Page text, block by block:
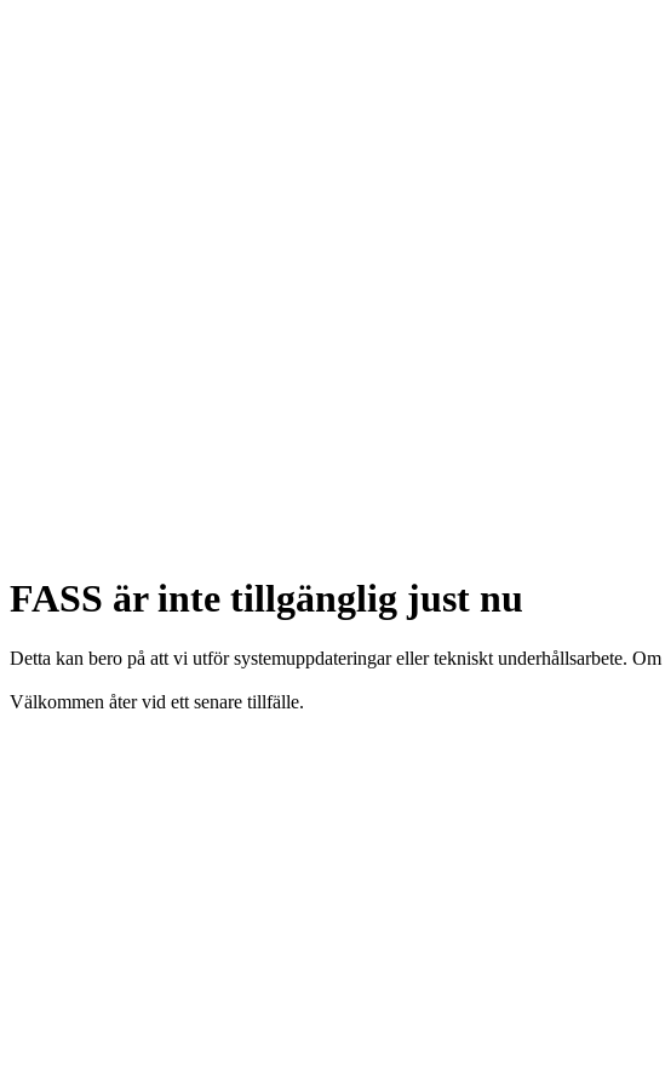
FASS är inte tillgänglig just nu
Detta kan bero på att vi utför systemuppdateringar eller tekniskt underhållsarbete.
Välkommen åter vid ett senare tillfälle.